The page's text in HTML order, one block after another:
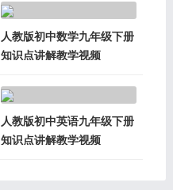
人教版初中数学九年级下册
知识点讲解教学视频
人教版初中英语九年级下册
知识点讲解教学视频